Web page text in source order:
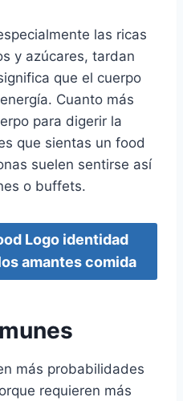
las ricas
y azúcares, tardan
que el cuerpo
Cuanto más
para digerir la
que sientas un food
suelen sentirse así
o buffets.
Logo identidad
amantes comida
más probabilidades
requieren más